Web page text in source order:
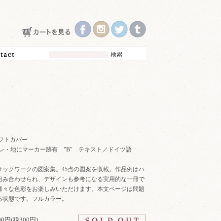
トカバー
地にマーカー跡有 "B" テキスト／ドイツ語
ックワークの図案集。45点の図案を収載。作品例はハ
み合わせられ、デザインも参考になる実用的な一冊で
々な色彩をお楽しみいただけます。本文ページは問題
態です。フルカラー。